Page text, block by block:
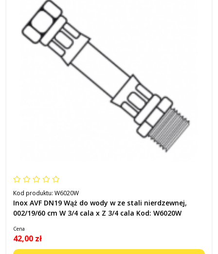
Kod produktu: W6020W
Inox AVF DN19 Wąż do wody w ze stali nierdzewnej,
002/19/60 cm W 3/4 cala x Z 3/4 cala Kod: W6020W
Cena
42,00 zł